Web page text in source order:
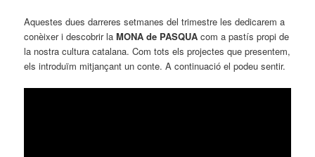
Aquestes dues darreres setmanes del trimestre les dedicarem a
conèixer i descobrir laMONA de PASQUA com a pastís propi de
la nostra cultura catalana. Com tots els projectes que presentem,
els introduïm mitjançant un conte. A continuació el podeu sentir.